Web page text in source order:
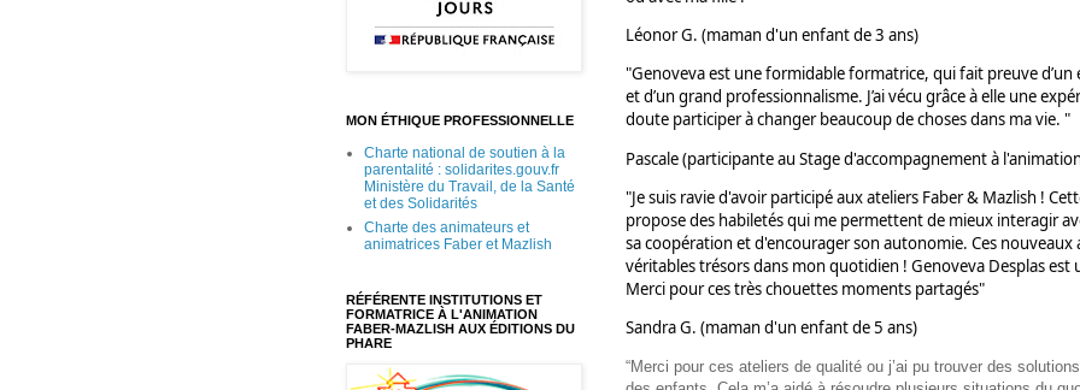
Léonor G. (maman d'un enfant de 3 ans)
"Genoveva est une formidable formatrice, qui fait preuve
et d’un grand professionnalisme. J’ai vécu grâce à elle une
doute participer à changer beaucoup de choses dans ma vie. "
Pascale (participante au Stage d'accompagnement à
"Je suis ravie d'avoir participé aux ateliers Faber & Mazlish !
propose des habiletés qui me permettent de mieux interagir
sa coopération et d'encourager son autonomie. Ces nouveaux
véritables trésors dans mon quotidien ! Genoveva Desplas est
Merci pour ces très chouettes moments partagés"
Sandra G. (maman d'un enfant de 5 ans)
“Merci pour ces ateliers de qualité ou j’ai pu trouver des
MON ÉTHIQUE PROFESSIONNELLE
Charte national de soutien à la
parentalité : solidarites.gouv.fr
Ministère du Travail, de la Santé
et des Solidarités
Charte des animateurs et
animatrices Faber et Mazlish
RÉFÉRENTE INSTITUTIONS ET
FORMATRICE À L'ANIMATION
FABER-MAZLISH AUX ÉDITIONS DU
PHARE